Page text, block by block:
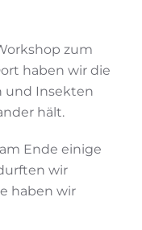
zum
haben wir die
und Insekten
hält.
Ende einige
wir
haben wir